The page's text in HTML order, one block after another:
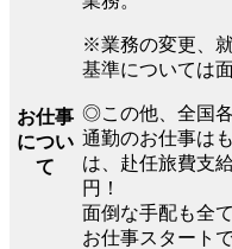
お仕事
につい
て
※業務の変更、
基準については
◎この他、全国
通勤のお仕事は
は、赴任旅費支
円！
面倒な手配も全
お仕事スタート